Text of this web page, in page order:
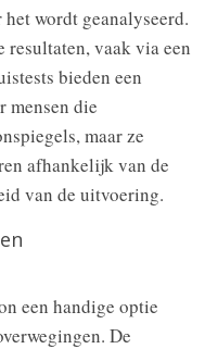
wordt geanalyseerd.
resultaten, vaak via een
bieden een
mensen die
maar ze
afhankelijk van de
van de uitvoering.
een handige optie
De